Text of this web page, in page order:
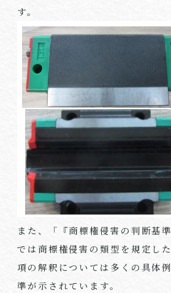
す。
また、「『商標権侵害の判断基
では商標権侵害の類型を規定し
項の解釈については多くの具体
準が示されています。